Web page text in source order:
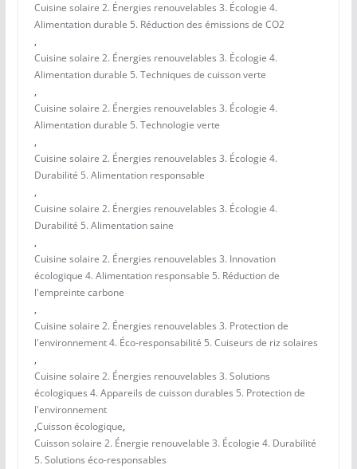
Cuisine solaire 2. Énergies renouvelables 3. Écologie 4.
Alimentation durable 5. Réduction des émissions de CO2
,
Cuisine solaire 2. Énergies renouvelables 3. Écologie 4.
Alimentation durable 5. Techniques de cuisson verte
,
Cuisine solaire 2. Énergies renouvelables 3. Écologie 4.
Alimentation durable 5. Technologie verte
,
Cuisine solaire 2. Énergies renouvelables 3. Écologie 4.
Durabilité 5. Alimentation responsable
,
Cuisine solaire 2. Énergies renouvelables 3. Écologie 4.
Durabilité 5. Alimentation saine
,
Cuisine solaire 2. Énergies renouvelables 3. Innovation
écologique 4. Alimentation responsable 5. Réduction de
l'empreinte carbone
,
Cuisine solaire 2. Énergies renouvelables 3. Protection de
l'environnement 4. Éco-responsabilité 5. Cuiseurs de riz solaires
,
Cuisine solaire 2. Énergies renouvelables 3. Solutions
écologiques 4. Appareils de cuisson durables 5. Protection de
l'environnement
,Cuisson écologique,
Cuisson solaire 2. Énergie renouvelable 3. Écologie 4. Durabilité
5. Solutions éco-responsables